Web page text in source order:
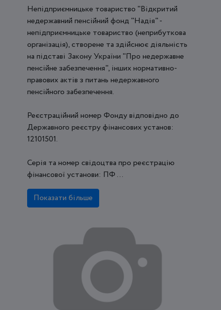
Непідприємницьке товариство "Відкритий
недержавний пенсійний фонд "Надія" -
непідприємницьке товариство (неприбуткова
організація), створене та здійснює діяльність
на підставі Закону України "Про недержавне
пенсійне забезпечення", інших нормативно-
правових актів з питань недержавного
пенсійного забезпечення.
Реєстраційний номер Фонду відповідно до
Державного реєстру фінансових установ:
12101501.
Серія та номер свідоцтва про реєстрацію
фінансової установи: ПФ ...
Показати більше